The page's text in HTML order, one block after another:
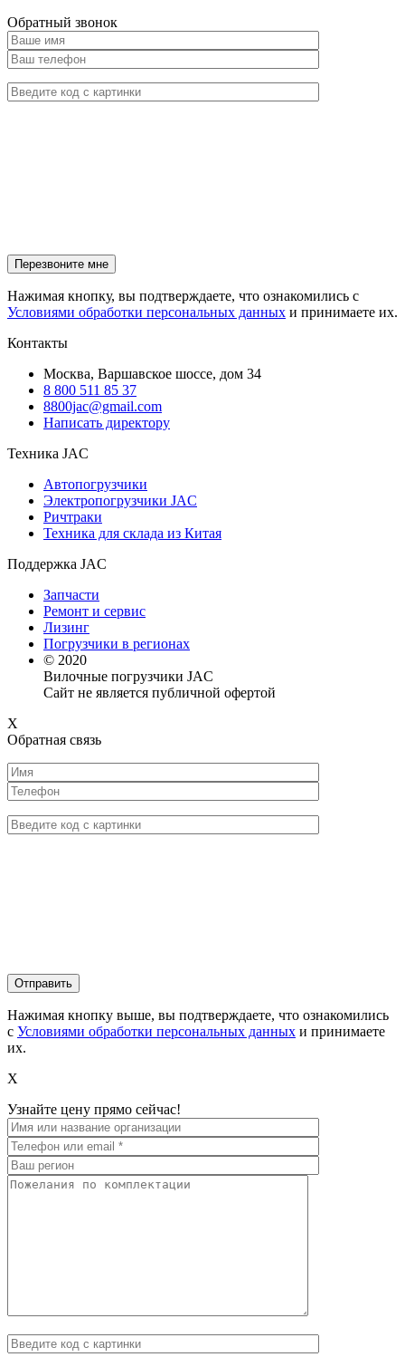
Обратный звонок
Нажимая кнопку, вы подтверждаете, что ознакомились с
Условиями обработки персональных данных и принимаете их.
Контакты
Москва, Варшавское шоссе, дом 34
8 800 511 85 37
8800jac@gmail.com
Написать директору
Техника JAC
Автопогрузчики
Электропогрузчики JAC
Ричтраки
Техника для склада из Китая
Поддержка JAC
Запчасти
Ремонт и сервис
Лизинг
Погрузчики в регионах
© 2020
Вилочные погрузчики JAC
Сайт не является публичной офертой
X
Обратная связь
Нажимая кнопку выше, вы подтверждаете, что ознакомились
с Условиями обработки персональных данных и принимаете
их.
X
Узнайте цену прямо сейчас!